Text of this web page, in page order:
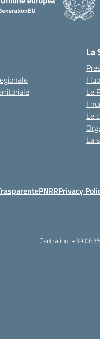
La
I
Le
I
Le
La
PNRRPrivacy
Centralino:+39